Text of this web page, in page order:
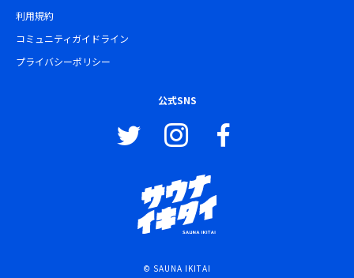
利用規約
コミュニティガイドライン
プライバシーポリシー
公式SNS
© SAUNA IKITAI